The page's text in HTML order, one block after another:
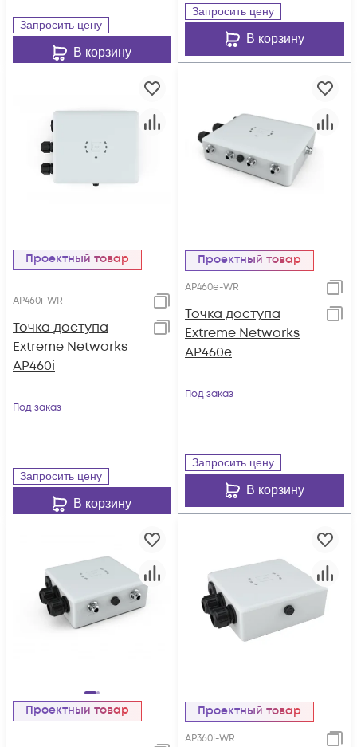
Запросить цену
В корзину
Запросить цену
В корзину
Проектный товар
AP460i-WR
Точка доступа
Extreme Networks
AP460i
Под заказ
Запросить цену
В корзину
Проектный товар
AP460e-WR
Точка доступа
Extreme Networks
AP460e
Под заказ
Запросить цену
В корзину
Проектный товар Проектный товар
AP360i-WR